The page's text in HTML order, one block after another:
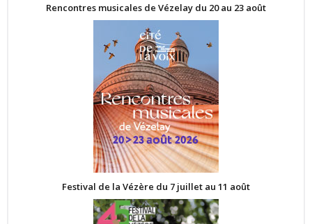
Rencontres musicales de Vézelay du 20 au 23 août
Festival de la Vézère du 7 juillet au 11 août